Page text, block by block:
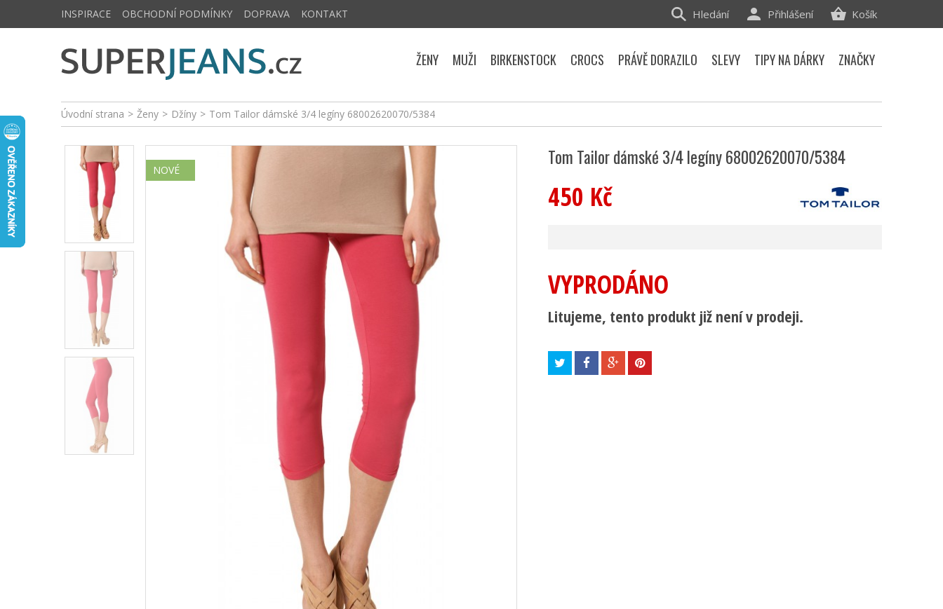
Úvodní strana > Ženy > Džíny > Tom Tailor dámské 3/4 legíny 68002620070/5384
NOVÉ
Tom Tailor dámské 3/4 legíny 68002620070/5384
450 Kč
VYPRODÁNO
Litujeme, tento produkt již není v prodeji.
INSPIRACE OBCHODNÍ PODMÍNKY DOPRAVA KONTAKT Košík
Přihlášení
Hledání
ŽENY MUŽI BIRKENSTOCK CROCS PRÁVĚ DORAZILO SLEVY TIPY NA DÁRKY ZNAČKY